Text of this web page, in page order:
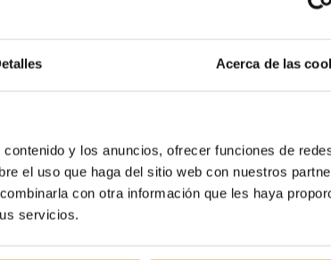
Acerca de las
y los anuncios, ofrecer funciones de
el uso que haga del sitio web con nuestros
con otra información que les haya
servicios.
¿Quieres
con un
propio?